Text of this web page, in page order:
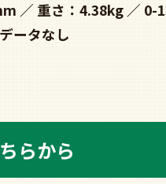
重さ：4.38kg
0-
ータなし
らから